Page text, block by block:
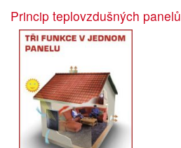
Princip teplovzdušných panelů